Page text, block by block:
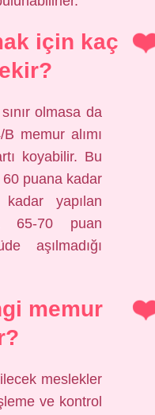
için kaç
olmasa da
memur alımı
koyabilir. Bu
60 puana kadar
yapılan
65-70 puan
aşılmadığı
memur
meslekler
ve kontrol